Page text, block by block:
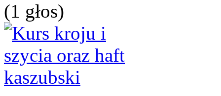
(1 głos)